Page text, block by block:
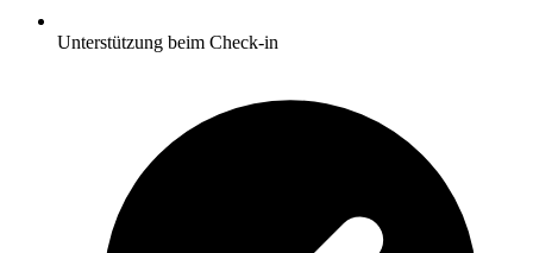
Unterstützung beim Check-in